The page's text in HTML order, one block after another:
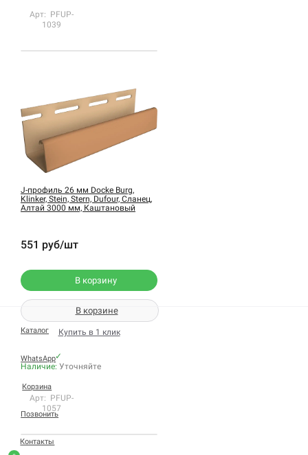
Каталог
WhatsApp
Корзина
Позвонить
Контакты
Арт: PFUP-
1039
J-профиль 26 мм Docke Burg,
Klinker, Stein, Stern, Dufour, Сланец,
Алтай 3000 мм, Каштановый
551 руб/шт
В корзину
В корзине
Купить в 1 клик
✓
Наличие: Уточняйте
Арт: PFUP-
1057